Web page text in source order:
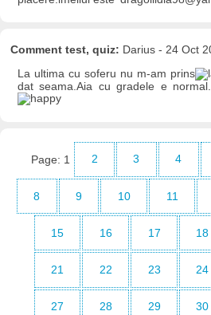
Comment test, quiz: Darius - 24 Oct
La ultima cu soferu nu m-am prins
dat seama.Aia cu gradele e
Page: 1 2 3 4
8 9 10 11
15 16 17 18
21 22 23 24
27 28 29 30